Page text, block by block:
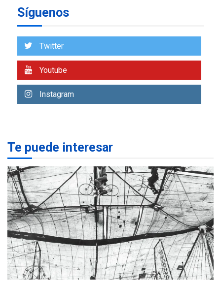
7
2
Margarita será sede de
para aprender a atender
adultos mayores
3
REGIONALES ÚLTIMA HORA
Mariño fortalece capacidad
operativa con flota
vehicular de 60 unidades
adquiridas en un año de
gestión
REGIONALES ÚLTIMA HORA
Síguenos
Twitter
Youtube
Instagram
Te puede interesar